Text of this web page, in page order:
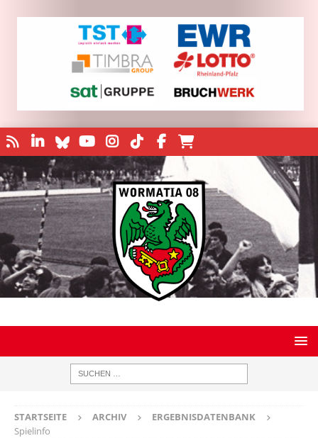
STARTSEITE ARCHIV
ERGEBNISDATENBANK
Spielinfo